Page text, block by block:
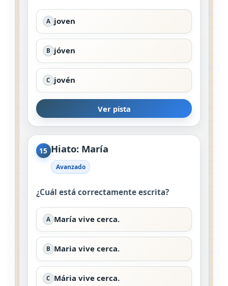
A joven
B jóven
C jovén
Ver pista
15 Hiato: María
Avanzado
¿Cuál está correctamente escrita?
A María vive cerca.
B Maria vive cerca.
C Mária vive cerca.